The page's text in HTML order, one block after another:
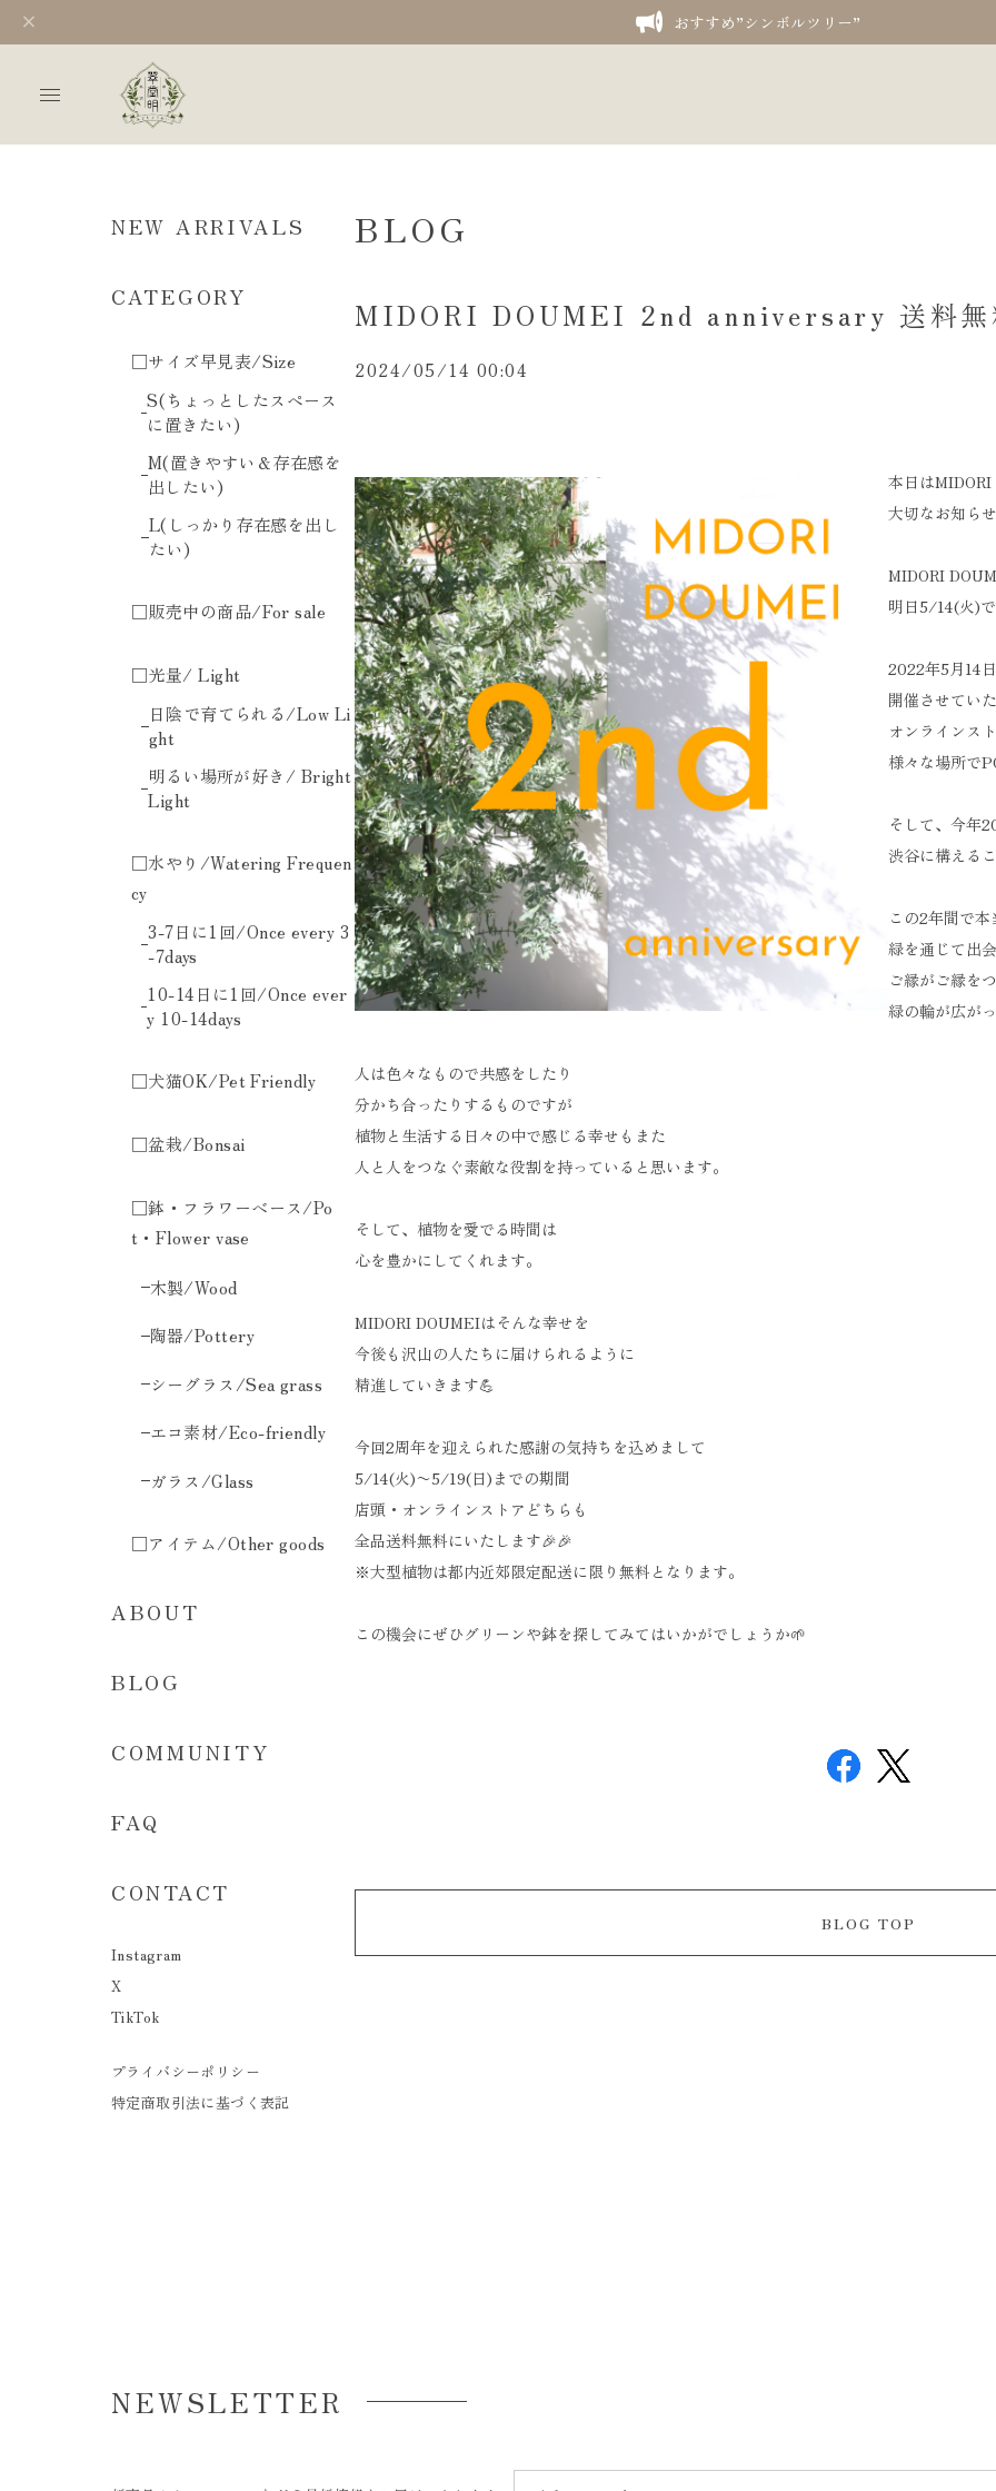
おすすめ”シンボルツリー”
NEW ARRIVALS
CATEGORY
□サイズ早見表/Size
S(ちょっとしたスペース
に置きたい)
M(置きやすい＆存在感を
出したい)
L(しっかり存在感を出し
たい)
□販売中の商品/For sale
□光量/ Light
日陰で育てられる/Low Li
ght
明るい場所が好き/ Bright
Light
□水やり/Watering Frequen
cy
3-7日に1回/Once every 3
-7days
10-14日に1回/Once ever
y 10-14days
□犬猫OK/Pet Friendly
□盆栽/Bonsai
□鉢・フラワーベース/Po
t・Flower vase
木製/Wood
陶器/Pottery
シーグラス/Sea grass
エコ素材/Eco-friendly
ガラス/Glass
□アイテム/Other goods
ABOUT
BLOG
COMMUNITY
FAQ
CONTACT
Instagram
X
TikTok
プライバシーポリシー
特定商取引法に基づく表記
BLOG
MIDORI DOUMEI 2nd anniversary 送料無
2024/05/14 00:04
本日は
大切なお知ら
MIDORI
明日5/14(火)
2022年5月14
開催させてい
オンラインス
様々な場所で
そして、今年
渋谷に構える
この2年間で
緑を通じて出
ご縁がご縁を
緑の輪が広が
人は色々なもので共感をしたり
分かち合ったりするものですが
植物と生活する日々の中で感じる幸せもまた
人と人をつなぐ素敵な役割を持っていると思います。
そして、植物を愛でる時間は
心を豊かにしてくれます。
MIDORI DOUMEIはそんな幸せを
今後も沢山の人たちに届けられるように
精進していきます💪
今回2周年を迎えられた感謝の気持ちを込めまして
5/14(火)〜5/19(日)までの期間
店頭・オンラインストアどちらも
全品送料無料にいたします🎉🎉
※大型植物は都内近郊限定配送に限り無料となります。
この機会にぜひグリーンや鉢を探してみてはいかがでしょうか🌱
BLOG TOP
NEWSLETTER